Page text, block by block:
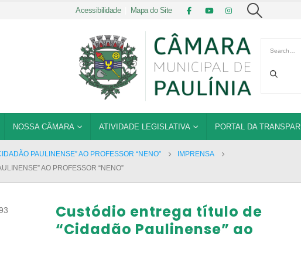
Acessibilidade| Mapa do Site
NOSSA CÂMARA ATIVIDADE LEGISLATIVA PORTAL DA
PAULINENSE” AO PROFESSOR “NENO”
IMPRENSA
AO PROFESSOR “NENO”
Custódio entrega título de
“Cidadão Paulinense” ao